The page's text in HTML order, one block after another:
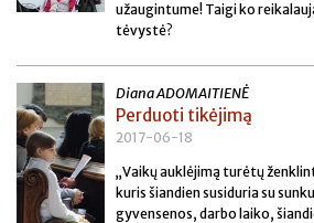
užaugintume! Taigi ko
tėvystė?
Diana ADOMAITIENĖ
Perduoti tikėjimą
2017-06-18
„Vaikų auklėjimą turėtų
kuris šiandien susiduria su
gyvensenos, darbo laiko,